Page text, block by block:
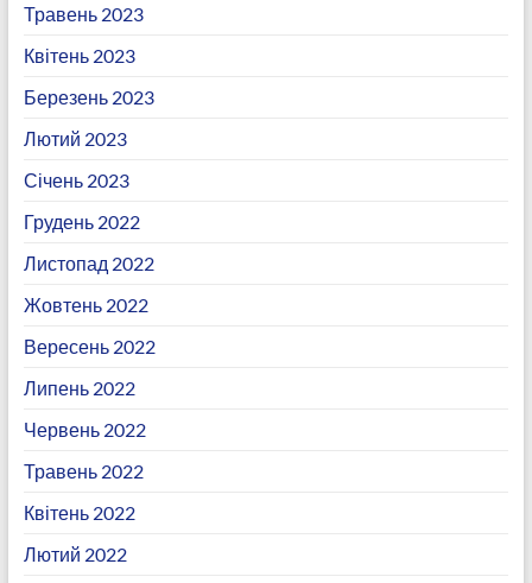
Травень 2023
Квітень 2023
Березень 2023
Лютий 2023
Січень 2023
Грудень 2022
Листопад 2022
Жовтень 2022
Вересень 2022
Липень 2022
Червень 2022
Травень 2022
Квітень 2022
Лютий 2022